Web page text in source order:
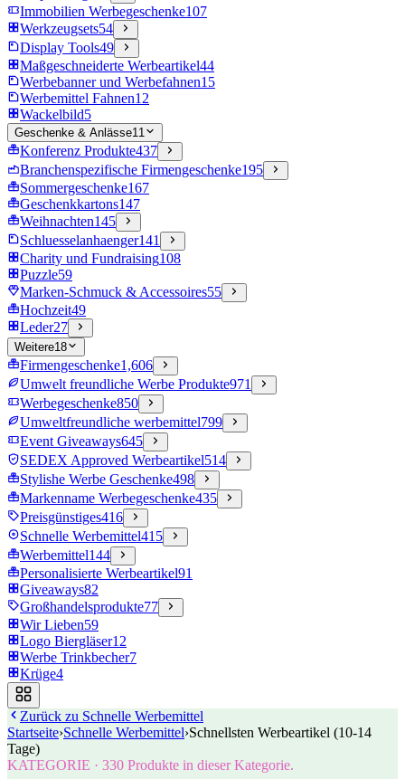
Immobilien Werbegeschenke107
Werkzeugsets54
Display Tools49
Maßgeschneiderte Werbeartikel44
Werbebanner und Werbefahnen15
Werbemittel Fahnen12
Wackelbild5
Geschenke & Anlässe11
Konferenz Produkte437
Branchenspezifische Firmengeschenke195
Sommergeschenke167
Geschenkkartons147
Weihnachten145
Schluesselanhaenger141
Charity und Fundraising108
Puzzle59
Marken-Schmuck & Accessoires55
Hochzeit49
Leder27
Weitere18
Firmengeschenke1,606
Umwelt freundliche Werbe Produkte971
Werbegeschenke850
Umweltfreundliche werbemittel799
Event Giveaways645
SEDEX Approved Werbeartikel514
Stylishe Werbe Geschenke498
Markenname Werbegeschenke435
Preisgünstiges416
Schnelle Werbemittel415
Werbemittel144
Personalisierte Werbeartikel91
Giveaways82
Großhandelsprodukte77
Wir Lieben59
Logo Biergläser12
Werbe Trinkbecher7
Krüge4
Zurück zu Schnelle Werbemittel
Startseite›Schnelle Werbemittel›Schnellsten Werbeartikel (10-14
Tage)
KATEGORIE · 330 Produkte in dieser Kategorie.